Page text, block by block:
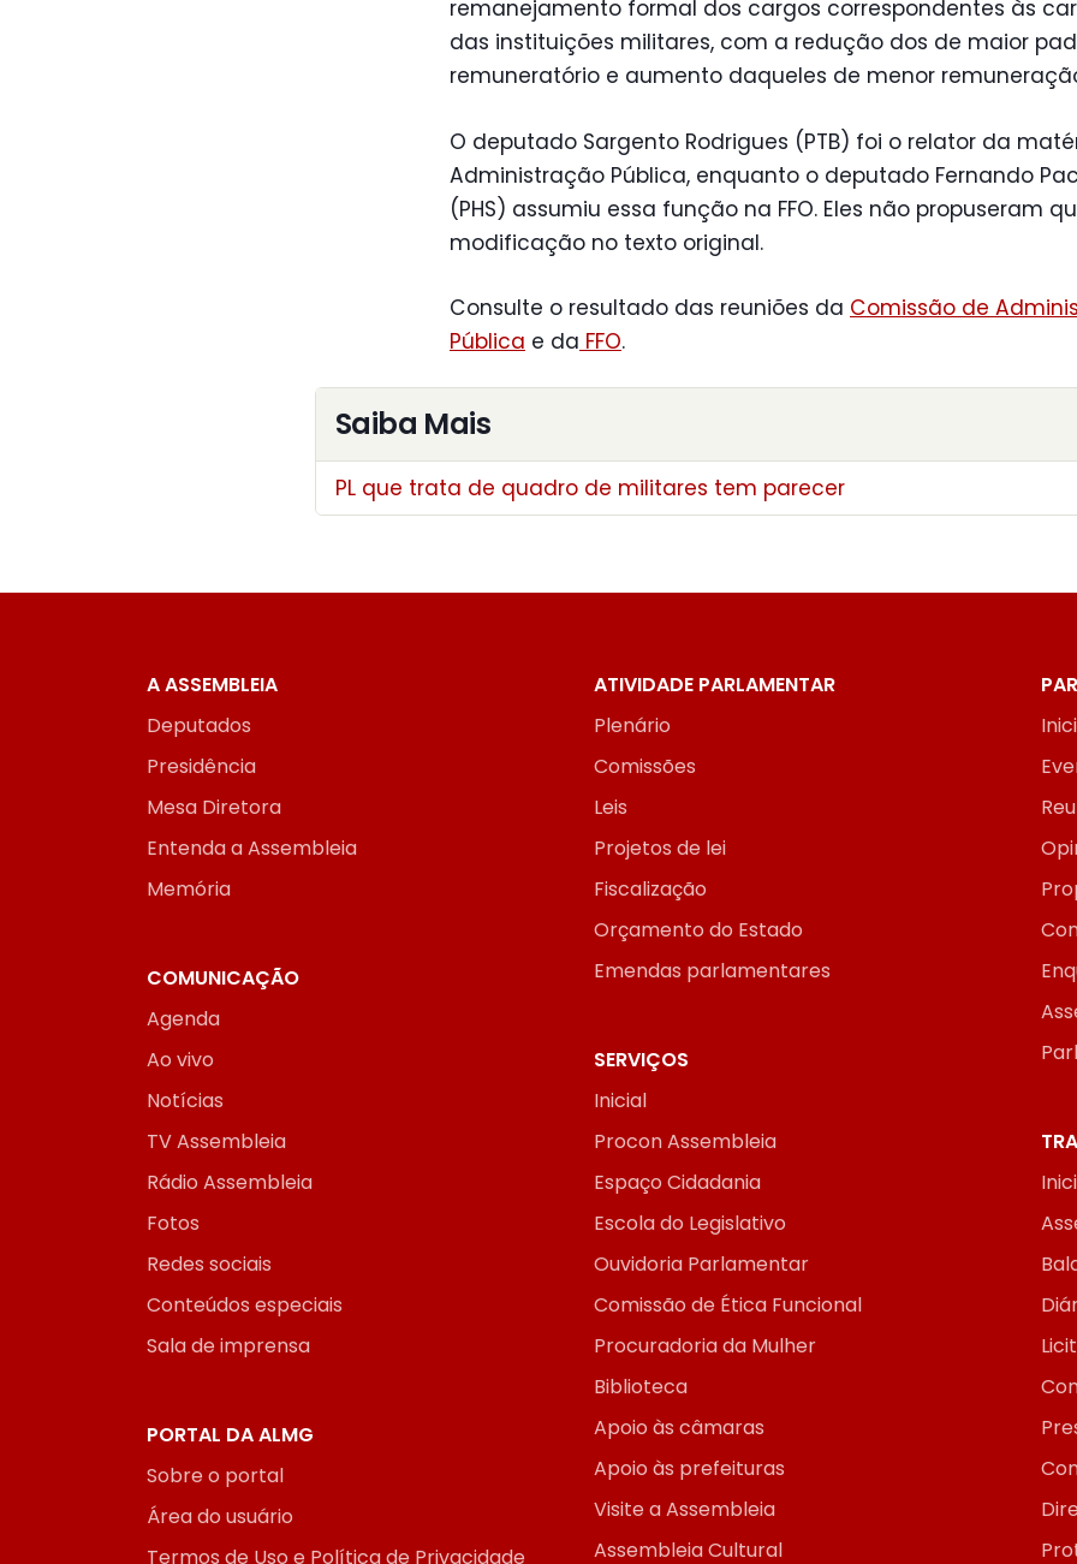
remanejamento formal dos cargos correspondentes às
das instituições militares, com a redução dos de maior
remuneratório e aumento daqueles de menor
O deputado Sargento Rodrigues (PTB) foi o relator da
Administração Pública, enquanto o deputado Fernando
(PHS) assumiu essa função na FFO. Eles não propuseram
modificação no texto original.
Consulte o resultado das reuniões da Comissão de
Pública e da FFO.
Saiba Mais
PL que trata de quadro de militares tem parecer
A ASSEMBLEIA
Deputados
Presidência
Mesa Diretora
Entenda a Assembleia
Memória
ATIVIDADE PARLAMENTAR
Plenário
Comissões
Leis
Projetos de lei
Fiscalização
Orçamento do Estado
Emendas parlamentares
COMUNICAÇÃO
Agenda
Ao vivo
Notícias
TV Assembleia
Rádio Assembleia
Fotos
Redes sociais
Conteúdos especiais
Sala de imprensa
SERVIÇOS
Inicial
Procon Assembleia
Espaço Cidadania
Escola do Legislativo
Ouvidoria Parlamentar
Comissão de Ética Funcional
Procuradoria da Mulher
Biblioteca
Apoio às câmaras
Apoio às prefeituras
Visite a Assembleia
Assembleia Cultural
PORTAL DA ALMG
Sobre o portal
Área do usuário
Termos de Uso e Política de Privacidade